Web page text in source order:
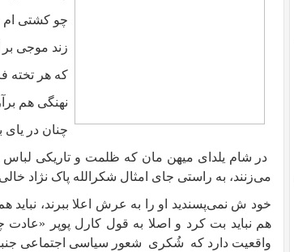
چو كشتی ام
زند موجی
كه هر تخته
نهنگی هم
چنان در
در شام یلدای میهن مان که ظلمت و تاریکی
می‌زنند، به راستی جای امثال شکرالله پاک نژاد
خود ش نمی‌پسندید او را به عرش اعلا ببرند،
هم نباید بت کرد و اصلا به قول کارل پوپر «عادت
واقعیت دارد که شُکری شعور سیاسی اجتماعی